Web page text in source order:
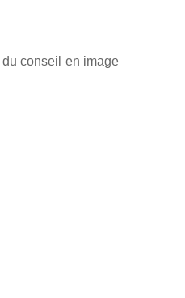
conseil en image